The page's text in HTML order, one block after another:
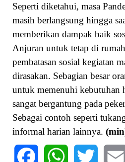
Seperti diketahui, masa
masih berlangsung hingga
memberikan dampak baik
Anjuran untuk tetap di
pembatasan sosial kegiatan
dirasakan. Sebagian besar
untuk memenuhi kebutuhan
sangat bergantung pada
Sebagai contoh seperti
informal harian lainnya.